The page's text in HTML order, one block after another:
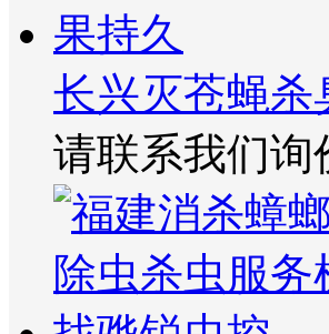
长兴灭苍蝇杀
请联系我们询